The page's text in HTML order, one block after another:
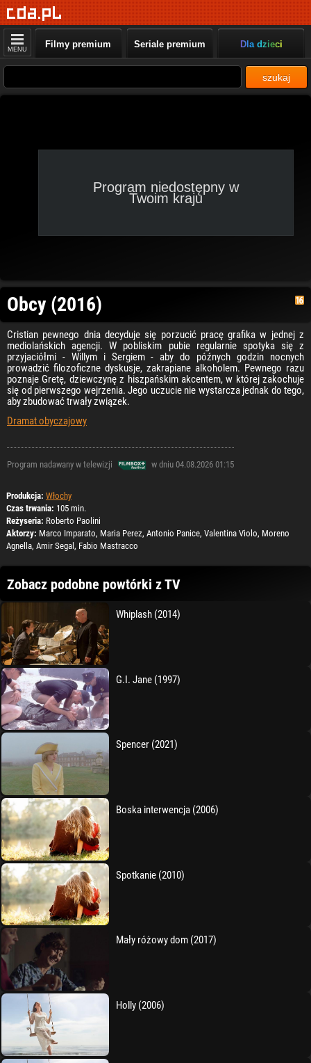
MENU Filmy premium Seriale premium Dla dzieci
szukaj
Program niedostępny w
Twoim kraju
Obcy (2016)
Cristian pewnego dnia decyduje się porzucić pracę grafika w jednej z
mediolańskich agencji. W pobliskim pubie regularnie spotyka się z
przyjaciółmi - Willym i Sergiem - aby do późnych godzin nocnych
prowadzić filozoficzne dyskusje, zakrapiane alkoholem. Pewnego razu
poznaje Gretę, dziewczynę z hiszpańskim akcentem, w której zakochuje
się od pierwszego wejrzenia. Jego uczucie nie wystarcza jednak do tego,
aby zbudować trwały związek.
Dramat obyczajowy
Program nadawany w telewizji w dniu 04.08.2026 01:15
Produkcja: Włochy
Czas trwania: 105 min.
Reżyseria: Roberto Paolini
Aktorzy: Marco Imparato, Maria Perez, Antonio Panice, Valentina Violo, Moreno
Agnella, Amir Segal, Fabio Mastracco
Zobacz podobne powtórki z TV
Whiplash (2014)
G.I. Jane (1997)
Spencer (2021)
Boska interwencja (2006)
Spotkanie (2010)
Mały różowy dom (2017)
Holly (2006)